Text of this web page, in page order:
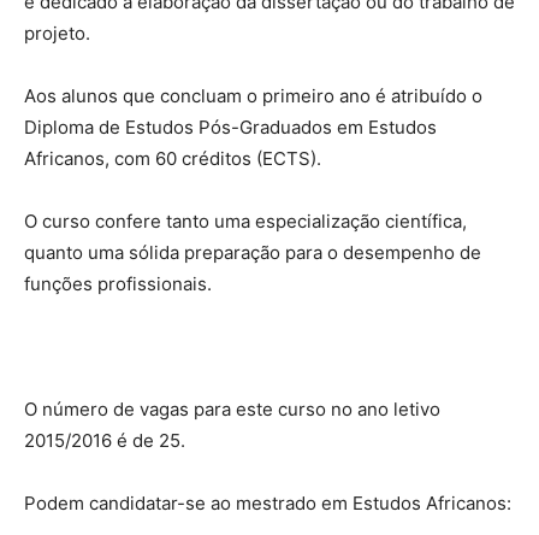
projeto.
Aos alunos que concluam o primeiro ano é atribuído o
Diploma de Estudos Pós-Graduados em Estudos
Africanos, com 60 créditos (ECTS).
O curso confere tanto uma especialização científica,
quanto uma sólida preparação para o desempenho de
funções profissionais.
O número de vagas para este curso no ano letivo
2015/2016 é de 25.
Podem candidatar-se ao mestrado em Estudos Africanos: